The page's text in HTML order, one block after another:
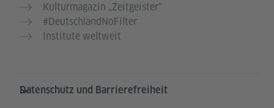
Kulturmagazin „Zeitgeister“
#DeutschlandNoFilter
Institute weltweit
Datenschutz und Barrierefreiheit